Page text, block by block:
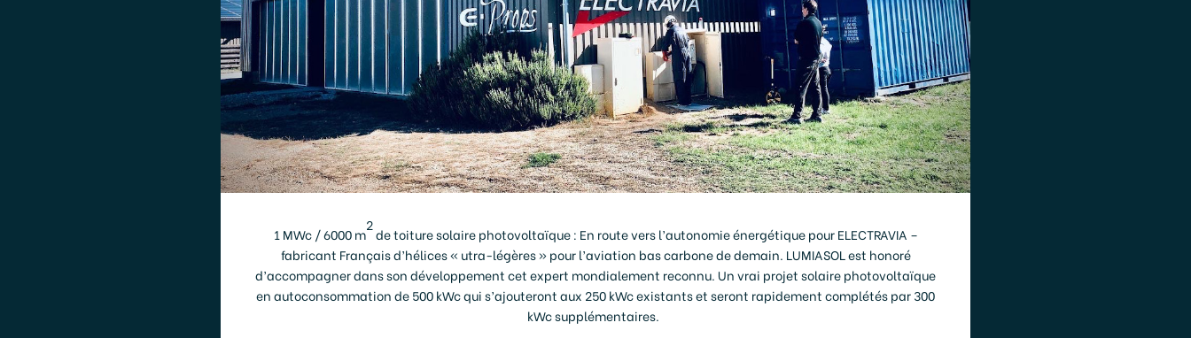
1 MWc / 6000 m
2
de toiture solaire photovoltaïque : En route vers l’autonomie énergétique pour ELECTRAVIA –
fabricant Français d’hélices « utra-légères » pour l’aviation bas carbone de demain. LUMIASOL est honoré
d’accompagner dans son développement cet expert mondialement reconnu. Un vrai projet solaire photovoltaïque
en autoconsommation de 500 kWc qui s’ajouteront aux 250 kWc existants et seront rapidement complétés par 300
kWc supplémentaires.